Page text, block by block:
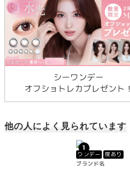
シーワンデー
オフショトレカプレゼント！
他の人によく見られています
1
ワンデー
度あり
ブランド名